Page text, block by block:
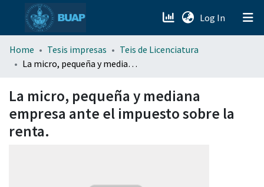
Log In (current)
menu.section.about_menu
Home Tesis impresas
Teis de Licenciatura
La micro, pequeña y mediana empresa ante el impuesto sobre la renta.
La micro, pequeña y mediana
empresa ante el impuesto sobre la
renta.